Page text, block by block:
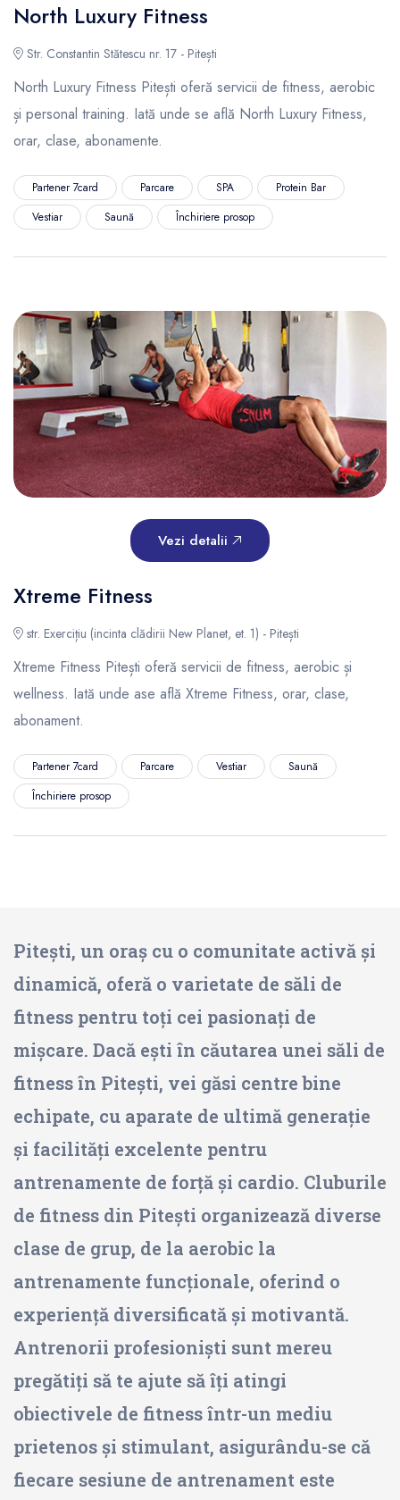
North Luxury Fitness
Str. Constantin Stătescu nr. 17 - Pitești
North Luxury Fitness Pitești oferă servicii de fitness, aerobic
și personal training. Iată unde se află North Luxury Fitness,
orar, clase, abonamente.
Partener 7card Parcare SPA
Protein Bar
Vestiar
Saună Închiriere prosop
Vezi detalii
Xtreme Fitness
str. Exercițiu (incinta clădirii New Planet, et. 1) - Pitești
Xtreme Fitness Pitești oferă servicii de fitness, aerobic și
wellness. Iată unde ase află Xtreme Fitness, orar, clase,
abonament.
Partener 7card Parcare Vestiar
Saună
Închiriere prosop
Pitești, un oraș cu o comunitate activă și
dinamică, oferă o varietate de săli de
fitness pentru toți cei pasionați de
mișcare. Dacă ești în căutarea unei săli de
fitness în Pitești, vei găsi centre bine
echipate, cu aparate de ultimă generație
și facilități excelente pentru
antrenamente de forță și cardio. Cluburile
de fitness din Pitești organizează diverse
clase de grup, de la aerobic la
antrenamente funcționale, oferind o
experiență diversificată și motivantă.
Antrenorii profesioniști sunt mereu
pregătiți să te ajute să îți atingi
obiectivele de fitness într-un mediu
prietenos și stimulant, asigurându-se că
fiecare sesiune de antrenament este